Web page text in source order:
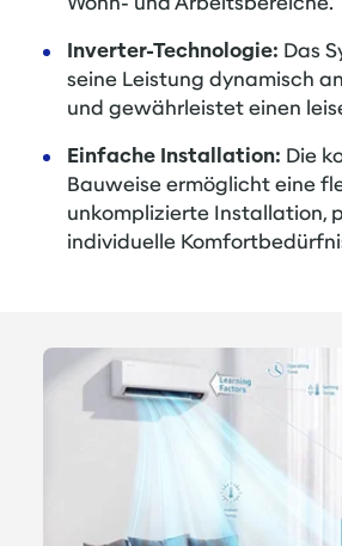
Inverter-Technologie: Das
seine Leistung dynamisch
und gewährleistet einen
Einfache Installation: Die
Bauweise ermöglicht eine
unkomplizierte Installation,
individuelle